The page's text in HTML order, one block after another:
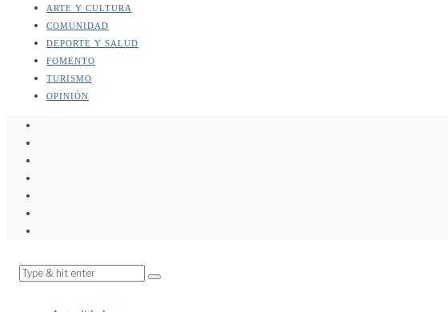
ARTE Y CULTURA
COMUNIDAD
DEPORTE Y SALUD
FOMENTO
TURISMO
OPINIÓN